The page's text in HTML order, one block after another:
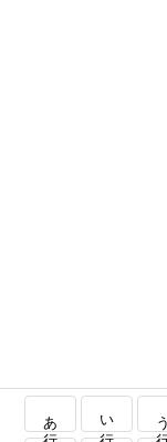
あ行 い行 う行